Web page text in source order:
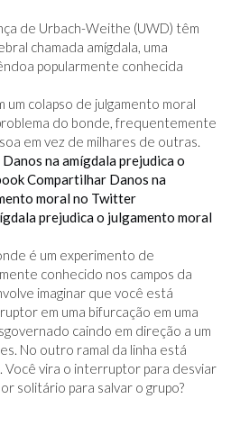
de Urbach-Weithe (UWD) têm
chamada amígdala, uma
popularmente conhecida
um colapso de julgamento moral
do bonde, frequentemente
em vez de milhares de outras.
na amígdala prejudica o
Compartilhar Danos na
moral no Twitter
prejudica o julgamento moral
é um experimento de
conhecido nos campos da
imaginar que você está
em uma bifurcação em uma
caindo em direção a um
No outro ramal da linha está
vira o interruptor para desviar
solitário para salvar o grupo?